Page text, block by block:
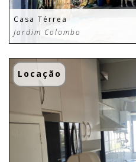
Casa Térrea
Jardim Colombo
Locação